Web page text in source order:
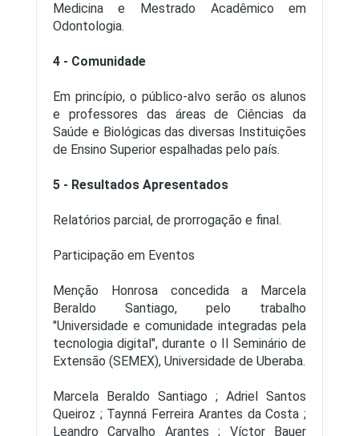
Medicina e Mestrado Acadêmico em
Odontologia.
4 - Comunidade
Em princípio, o público-alvo serão os alunos
e professores das áreas de Ciências da
Saúde e Biológicas das diversas Instituições
de Ensino Superior espalhadas pelo país.
5 - Resultados Apresentados
Relatórios parcial, de prorrogação e final.
Participação em Eventos
Menção Honrosa concedida a Marcela
Beraldo Santiago, pelo trabalho
"Universidade e comunidade integradas pela
tecnologia digital", durante o II Seminário de
Extensão (SEMEX), Universidade de Uberaba.
Marcela Beraldo Santiago ; Adriel Santos
Queiroz ; Taynná Ferreira Arantes da Costa ;
Leandro Carvalho Arantes ; Víctor Bauer